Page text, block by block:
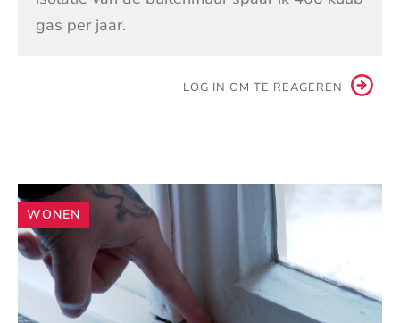
gas per jaar.
LOG IN OM TE REAGEREN
Andere
artikelen
WONEN